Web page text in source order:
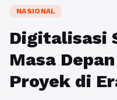
NASIONAL
Digitalisasi
Masa
Proyek di